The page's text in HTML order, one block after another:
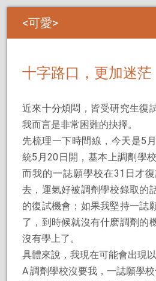
可愛
十字路口，更加迷茫
近來十分煩悶，皆受研究生復
我而言是非常困難的抉擇。
先梳理一下時間線，今天是5
統5月20日開，基本上調劑學
而我的一誌願學校在31日才
去，運氣好被調劑學校錄取的
的復試機會；如果我堅持一誌
了，到時候就沒有什麽調劑的
沒有學上了。
具體來說，我現在可能會出現
A.調劑學校沒要我，一誌願學